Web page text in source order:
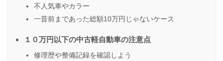
不人気車やカラー
一昔前まであった総額10万円じゃないケース
１０万円以下の中古軽自動車の注意点
修理歴や整備記録を確認しよう